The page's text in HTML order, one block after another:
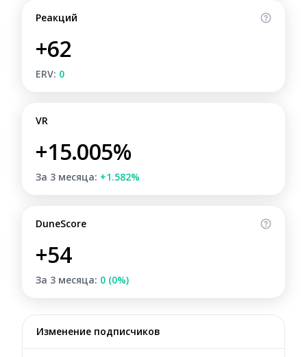
Реакций
+62
ERV: 0
VR
+15.005%
За 3 месяца: +1.582%
DuneScore
+54
За 3 месяца: 0 (0%)
Изменение подписчиков